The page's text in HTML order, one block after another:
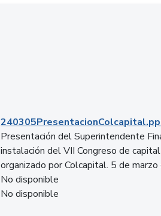
Presentación del Superintendente
instalación del VII Congreso de
organizado por Colcapital. 5 de
No disponible
No disponible